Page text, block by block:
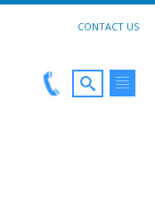
CONTACT US